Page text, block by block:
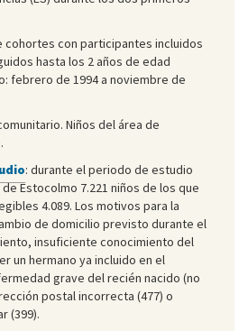
cohortes con participantes incluidos
hasta los 2 años de edad
febrero de 1994 a noviembre de
Niños del área de
: durante el periodo de estudio
Estocolmo 7.221 niños de los que
4.089. Los motivos para la
de domicilio previsto durante el
insuficiente conocimiento del
un hermano ya incluido en el
grave del recién nacido (no
postal incorrecta (477) o
(399).